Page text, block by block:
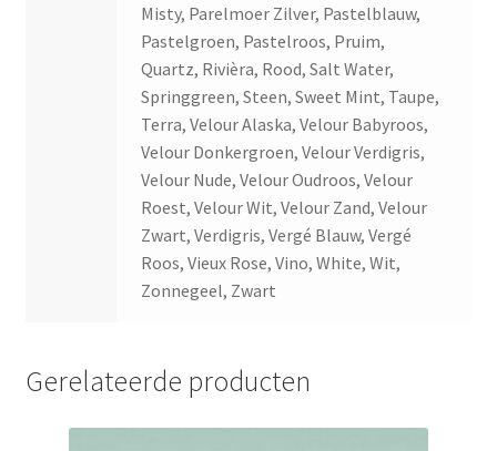
Misty, Parelmoer Zilver, Pastelblauw,
Pastelgroen, Pastelroos, Pruim,
Quartz, Rivièra, Rood, Salt Water,
Springgreen, Steen, Sweet Mint, Taupe,
Terra, Velour Alaska, Velour Babyroos,
Velour Donkergroen, Velour Verdigris,
Velour Nude, Velour Oudroos, Velour
Roest, Velour Wit, Velour Zand, Velour
Zwart, Verdigris, Vergé Blauw, Vergé
Roos, Vieux Rose, Vino, White, Wit,
Zonnegeel, Zwart
Gerelateerde producten